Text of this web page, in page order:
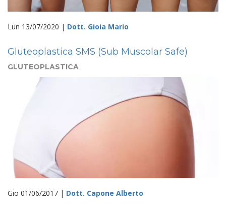
Lun 13/07/2020 | Dott. Gioia Mario
Gluteoplastica SMS (Sub Muscolar Safe)
GLUTEOPLASTICA
Gio 01/06/2017 | Dott. Capone Alberto